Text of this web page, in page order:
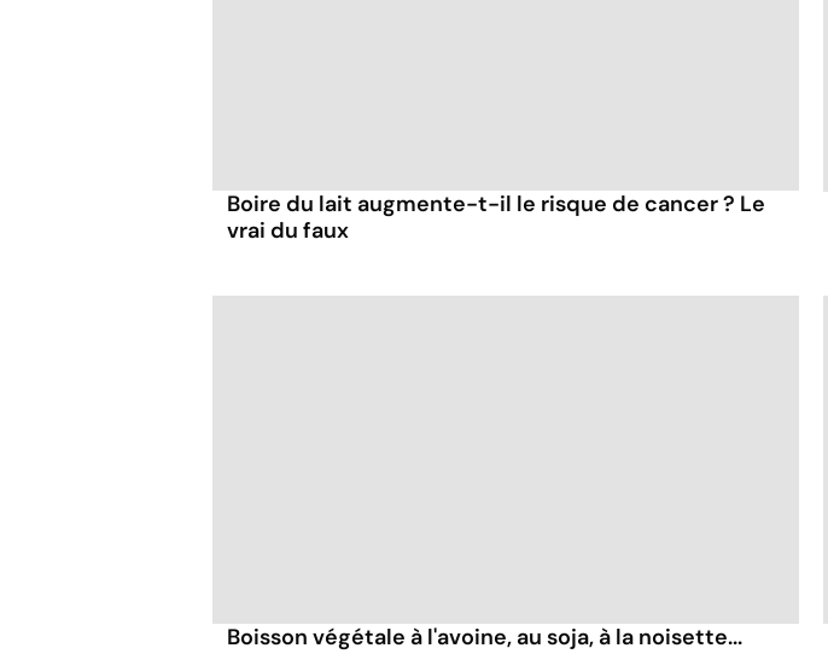
Boire du lait augmente-t-il le risque de cancer ? Le
vrai du faux
Boisson végétale à l'avoine, au soja, à la noisette...